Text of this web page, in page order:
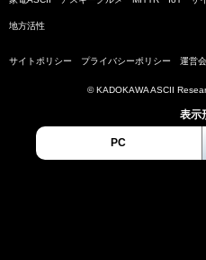
地方活性
サイトポリシー プライバシーポリシー 運営
© KADOKAWA ASCII
表示
PC